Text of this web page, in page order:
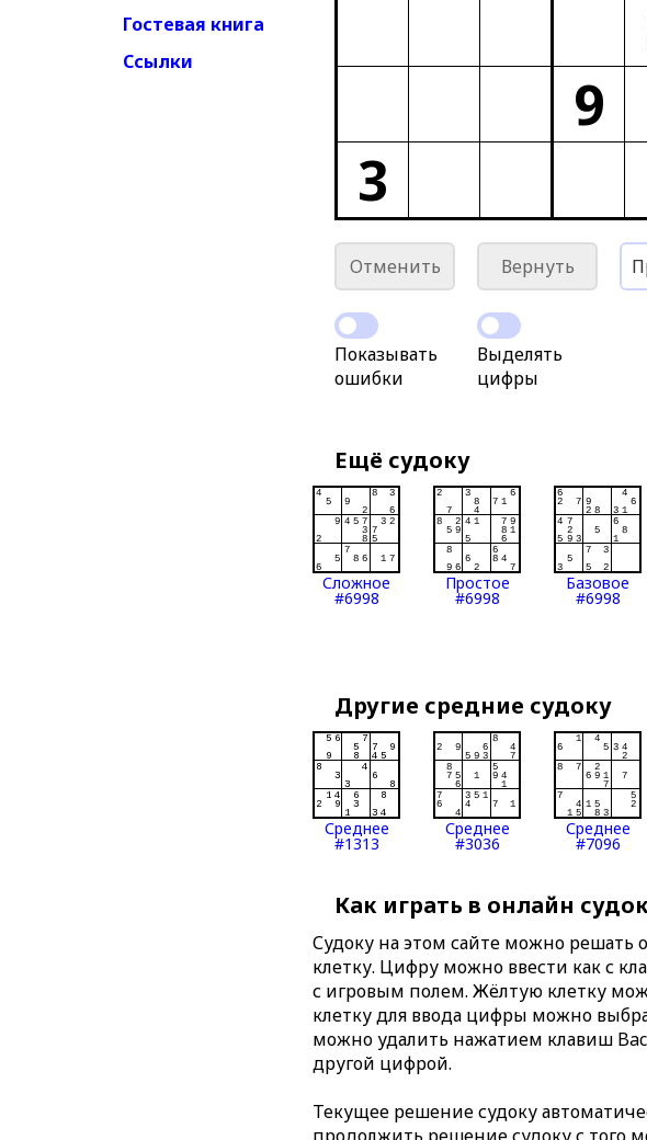
Гостевая книга
Ссылки
9
3
Отменить Вернуть
Показывать
ошибки
Выделять
цифры
Ещё судоку
Сложное
#6998
Простое
#6998
Базовое
#6998
Другие средние судоку
Среднее
#1313
Среднее
#3036
Среднее
#7096
Как играть в онлайн
Судоку на этом сайте можно
клетку. Цифру можно ввести как с
с игровым полем. Жёлтую клетку
клетку для ввода цифры можно
можно удалить нажатием клавиш
другой цифрой.
Текущее решение судоку